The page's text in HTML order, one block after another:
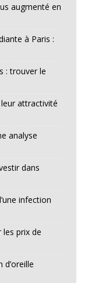
augmenté en
à Paris :
: trouver le
attractivité
analyse
dans
infection
les prix de
d’oreille